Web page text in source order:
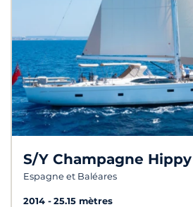
S/Y Champagne Hippy
Espagne et Baléares
2014
25.15 mètres